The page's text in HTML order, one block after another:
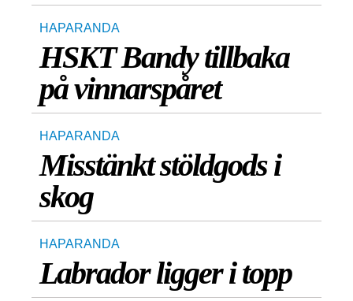
HAPARANDA
HSKT Bandy tillbaka
på vinnarspåret
HAPARANDA
Misstänkt stöldgods i
skog
HAPARANDA
Labrador ligger i topp